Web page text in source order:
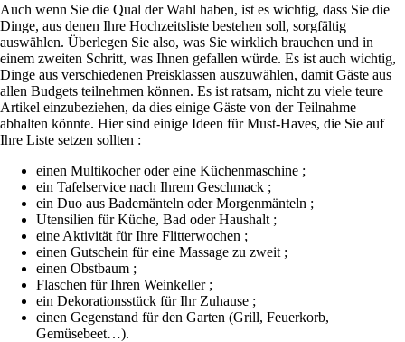
Auch wenn Sie die Qual der Wahl haben, ist es wichtig, dass Sie die
Dinge, aus denen Ihre Hochzeitsliste bestehen soll, sorgfältig
auswählen. Überlegen Sie also, was Sie wirklich brauchen und in
einem zweiten Schritt, was Ihnen gefallen würde. Es ist auch wichtig,
Dinge aus verschiedenen Preisklassen auszuwählen, damit Gäste aus
allen Budgets teilnehmen können. Es ist ratsam, nicht zu viele teure
Artikel einzubeziehen, da dies einige Gäste von der Teilnahme
abhalten könnte. Hier sind einige Ideen für Must-Haves, die Sie auf
Ihre Liste setzen sollten :
einen Multikocher oder eine Küchenmaschine ;
ein Tafelservice nach Ihrem Geschmack ;
ein Duo aus Bademänteln oder Morgenmänteln ;
Utensilien für Küche, Bad oder Haushalt ;
eine Aktivität für Ihre Flitterwochen ;
einen Gutschein für eine Massage zu zweit ;
einen Obstbaum ;
Flaschen für Ihren Weinkeller ;
ein Dekorationsstück für Ihr Zuhause ;
einen Gegenstand für den Garten (Grill, Feuerkorb,
Gemüsebeet…).